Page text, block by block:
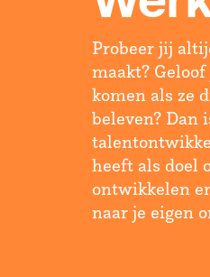
Probeer jij
maakt?
komen als ze
beleven? Dan
heeft als doel
ontwikkelen
naar je eigen